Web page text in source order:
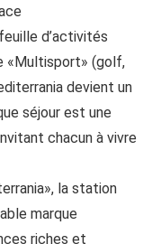
d’activités
«Multisport» (golf,
devient un
séjour est une
chacun à vivre
la station
marque
riches et